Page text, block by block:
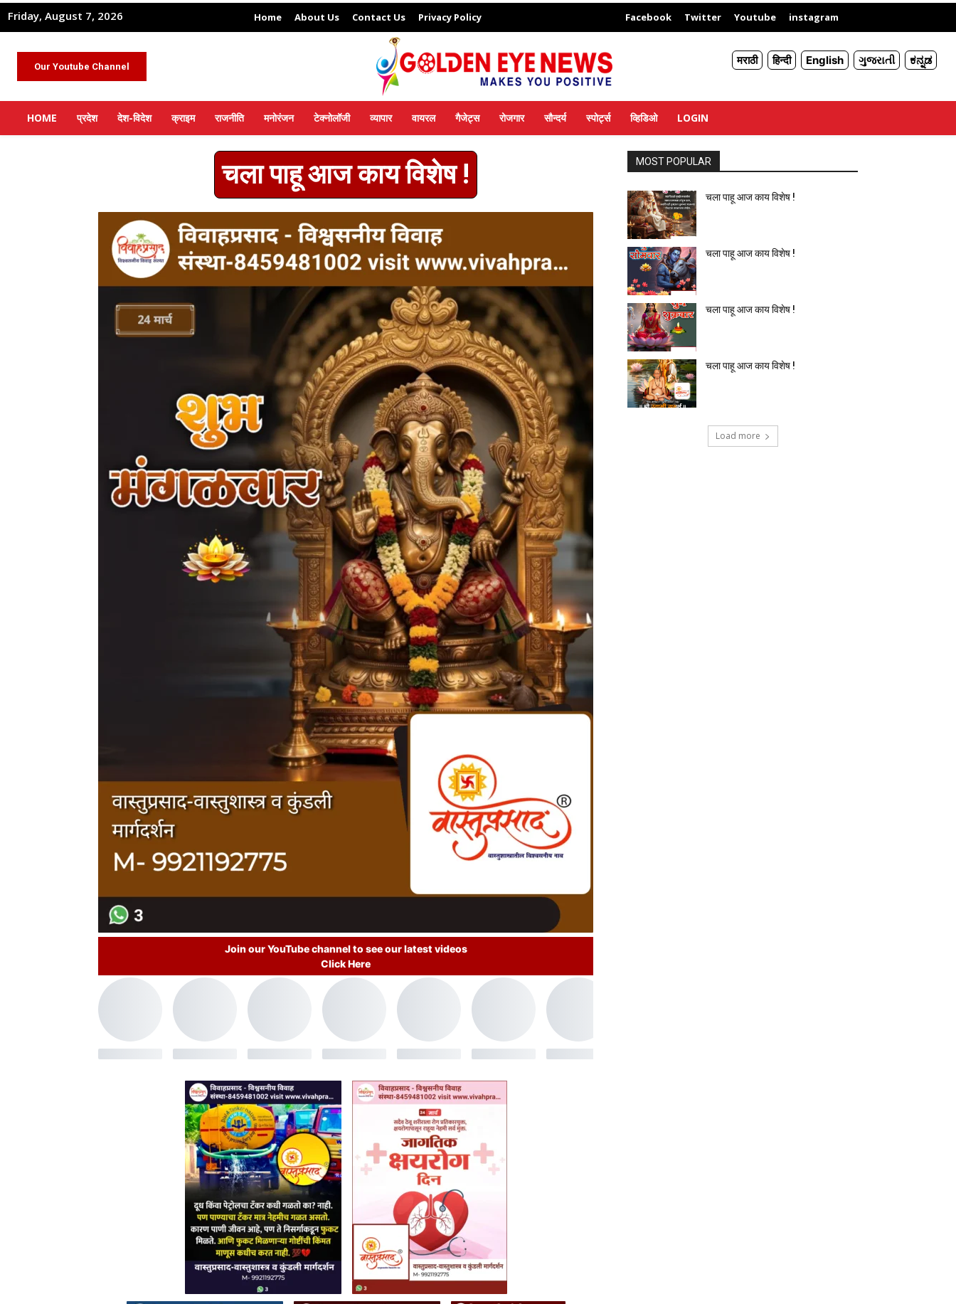
Friday, August 7, 2026 Home About Us Contact Us Privacy Policy Facebook Twitter Youtube instagram
Our Youtube Channel मराठी हिन्दी English ગુજરાતી ಕನ್ನಡ
HOME प्रदेश देश-विदेश क्राइम राजनीति मनोरंजन टेक्नोलॉजी व्यापार वायरल गैजेट्स रोजगार सौन्दर्य स्पोर्ट्स व्हिडिओ LOGIN
चला पाहू आज काय विशेष !
Join our YouTube channel to see our latest videos
Click Here
MOST POPULAR
चला पाहू आज काय विशेष !
चला पाहू आज काय विशेष !
चला पाहू आज काय विशेष !
चला पाहू आज काय विशेष !
Load more